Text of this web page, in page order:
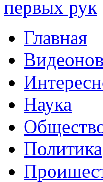
Главная
Наука
Политика